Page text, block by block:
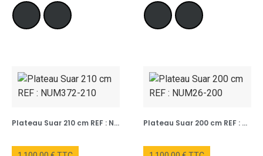
Plateau Suar 210 cm REF : NUM372-210 Plateau Suar 200 cm REF : NUM26-200